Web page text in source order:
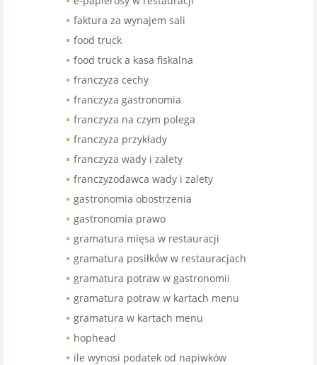
faktura za wynajem sali
food truck
food truck a kasa fiskalna
franczyza cechy
franczyza gastronomia
franczyza na czym polega
franczyza przykłady
franczyza wady i zalety
franczyzodawca wady i zalety
gastronomia obostrzenia
gastronomia prawo
gramatura mięsa w restauracji
gramatura posiłków w restauracjach
gramatura potraw w gastronomii
gramatura potraw w kartach menu
gramatura w kartach menu
hophead
ile wynosi podatek od napiwków